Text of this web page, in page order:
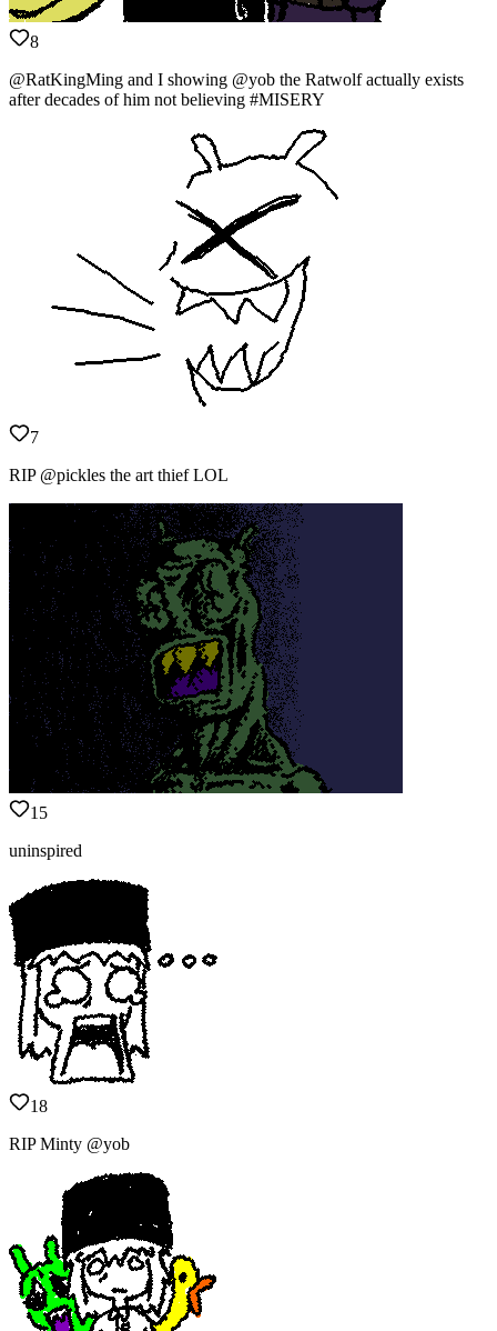
8
@RatKingMing and I showing @yob the Ratwolf actually exists
after decades of him not believing #MISERY
7
RIP @pickles the art thief LOL
15
uninspired
18
RIP Minty @yob